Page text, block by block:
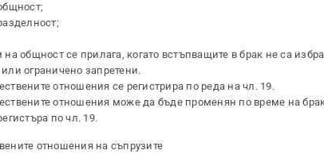
общност се прилага, когато встъпващите в брак не са
ограничено запретени.
отношения се регистрира по реда на чл. 19.
отношения може да бъде променян по време на
по чл. 19.
отношения на съпрузите